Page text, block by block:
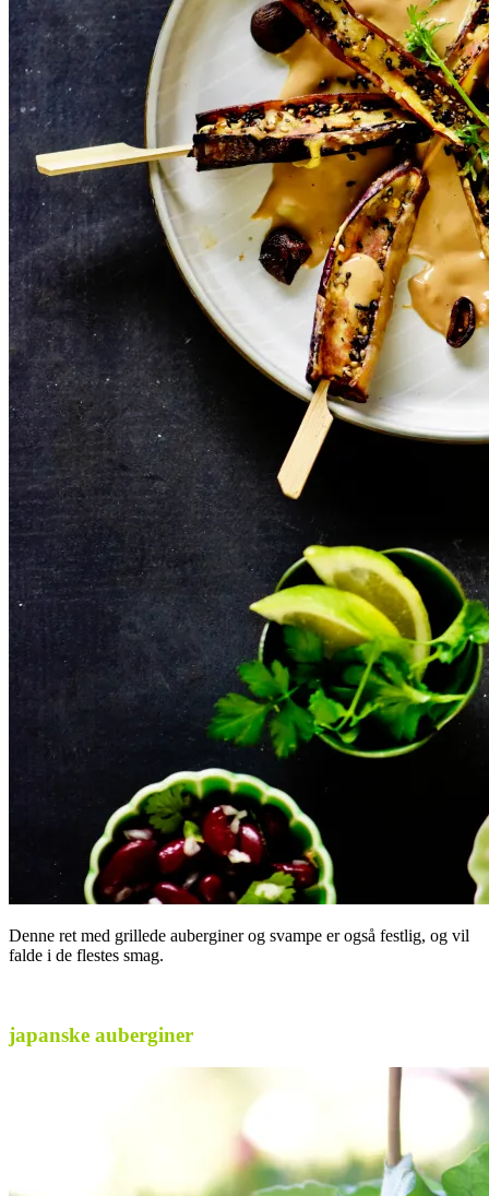
Denne ret med grillede auberginer og svampe er også festlig, og vil
falde i de flestes smag.
japanske auberginer